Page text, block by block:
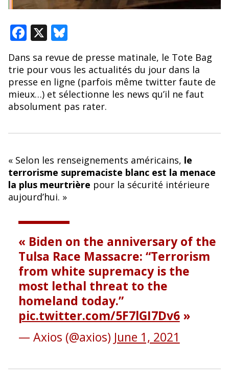
F
e
b
o
o
k
X Bl
u
e
sk
y
Dans sa revue de presse matinale, le Tote Bag
trie pour vous les actualités du jour dans la
presse en ligne (parfois même twitter faute de
mieux…) et sélectionne les news qu’il ne faut
absolument pas rater.
« Selon les renseignements américains, le
terrorisme supremaciste blanc est la menace
la plus meurtrière pour la sécurité intérieure
aujourd’hui. »
Biden on the anniversary of the
Tulsa Race Massacre: “Terrorism
from white supremacy is the
most lethal threat to the
homeland today.”
pic.twitter.com/5F7lGI7Dv6
— Axios (@axios) June 1, 2021